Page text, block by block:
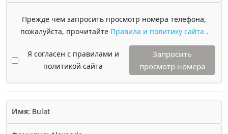
Прежде чем запросить просмотр номера телефона,
пожалуйста, прочитайте Правила и политику сайта .
Я согласен с правилами и
политикой сайта
Запросить
просмотр номера
Имя: Bulat